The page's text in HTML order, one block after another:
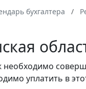
бухгалтера
необходимо
уплатить в